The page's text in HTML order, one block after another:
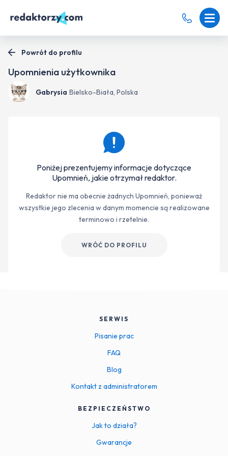
Upomnienia użytkownika
Gabrysia Bielsko-Biała, Polska
Powrót do profilu
Poniżej prezentujemy informacje dotyczące
Upomnień, jakie otrzymał redaktor.
Redaktor nie ma obecnie żadnych Upomnień, ponieważ
wszystkie jego zlecenia w danym momencie są realizowane
terminowo i rzetelnie.
WRÓĆ DO PROFILU
SERWIS
Pisanie prac
FAQ
Blog
Kontakt z administratorem
BEZPIECZEŃSTWO
Jak to działa?
Gwarancje